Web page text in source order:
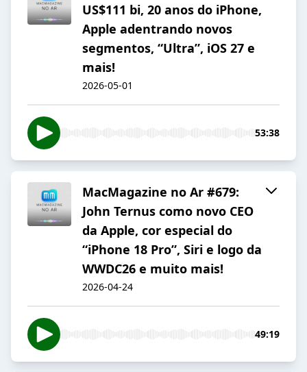
US$111 bi, 20 anos do iPhone,
Apple adentrando novos
segmentos, “Ultra”, iOS 27 e
mais!
2026-05-01
53:38
MacMagazine no Ar #679:
John Ternus como novo CEO
da Apple, cor especial do
“iPhone 18 Pro”, Siri e logo da
WWDC26 e muito mais!
2026-04-24
49:19